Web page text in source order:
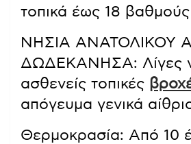
τοπικά έως 18 βαθμούς
ΝΗΣΙΑ ΑΝΑΤΟΛΙΚΟΥ
ΔΩΔΕΚΑΝΗΣΑ: Λίγες
ασθενείς τοπικές
απόγευμα γενικά
Θερμοκρασία: Από 10